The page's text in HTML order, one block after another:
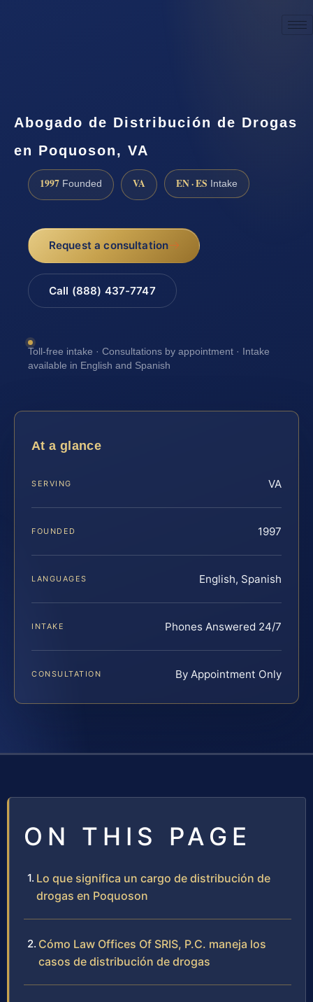
Abogado de Distribución de Drogas
en Poquoson, VA
1997 Founded VA EN · ES Intake
Request a consultation
Call (888) 437-7747
Toll-free intake · Consultations by appointment · Intake
available in English and Spanish
At a glance
SERVING VA
FOUNDED 1997
LANGUAGES English, Spanish
INTAKE Phones Answered 24/7
CONSULTATION By Appointment Only
ON THIS PAGE
Lo que significa un cargo de distribución de
drogas en Poquoson
Cómo Law Offices Of SRIS, P.C. maneja los
casos de distribución de drogas